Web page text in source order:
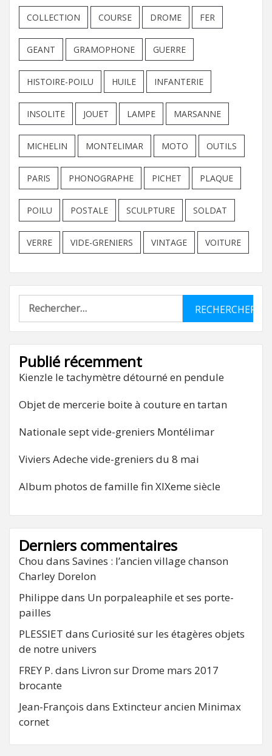
COLLECTION COURSE DROME FER
GEANT GRAMOPHONE GUERRE
HISTOIRE-POILU HUILE INFANTERIE
INSOLITE JOUET LAMPE MARSANNE
MICHELIN MONTELIMAR MOTO OUTILS
PARIS PHONOGRAPHE PICHET PLAQUE
POILU POSTALE SCULPTURE SOLDAT
VERRE VIDE-GRENIERS VINTAGE VOITURE
Rechercher :
Publié récemment
Kienzle le tachymètre détourné en pendule
Objet de mercerie boite à couture en tartan
Nationale sept vide-greniers Montélimar
Viviers Adeche vide-greniers du 8 mai
Album photos de famille fin XIXeme siècle
Derniers commentaires
Chou dans Savines : l’ancien village chanson
Charley Dorelon
Philippe dans Un porpaleaphile et ses porte-
pailles
PLESSIET dans Curiosité sur les étagères objets
de notre univers
FREY P. dans Livron sur Drome mars 2017
brocante
Jean-François dans Extincteur ancien Minimax
cornet